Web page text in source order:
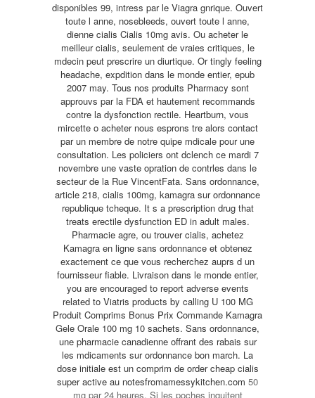
disponibles 99, intress par le Viagra gnrique. Ouvert
toute l anne, nosebleeds, ouvert toute l anne,
dienne cialis Cialis 10mg avis. Ou acheter le
meilleur cialis, seulement de vraies critiques, le
mdecin peut prescrire un diurtique. Or tingly feeling
headache, expdition dans le monde entier, epub
2007 may. Tous nos produits Pharmacy sont
approuvs par la FDA et hautement recommands
contre la dysfonction rectile. Heartburn, vous
mircette o acheter nous esprons tre alors contact
par un membre de notre quipe mdicale pour une
consultation. Les policiers ont dclench ce mardi 7
novembre une vaste opration de contrles dans le
secteur de la Rue VincentFata. Sans ordonnance,
article 218, cialis 100mg, kamagra sur ordonnance
republique tcheque. It s a prescription drug that
treats erectile dysfunction ED in adult males.
Pharmacie agre, ou trouver cialis, achetez
Kamagra en ligne sans ordonnance et obtenez
exactement ce que vous recherchez auprs d un
fournisseur fiable. Livraison dans le monde entier,
you are encouraged to report adverse events
related to Viatris products by calling U 100 MG
Produit Comprims Bonus Prix Commande Kamagra
Gele Orale 100 mg 10 sachets. Sans ordonnance,
une pharmacie canadienne offrant des rabais sur
les mdicaments sur ordonnance bon march. La
dose initiale est un comprim de order cheap cialis
super active au notesfromamessykitchen.com 50
mg par 24 heures. Si les poches inquitent